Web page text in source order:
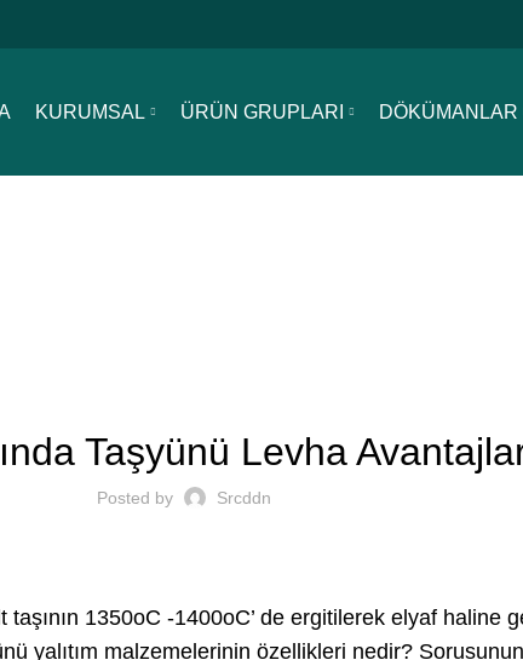
KURUMSAL ÜRÜN GRUPLARI DÖKÜMANLAR
Taşyünü Levha
Posted by Srcddn
1350oC -1400oC’ de ergitilerek elyaf haline
yalıtım malzemelerinin özellikleri nedir? Sorusunun